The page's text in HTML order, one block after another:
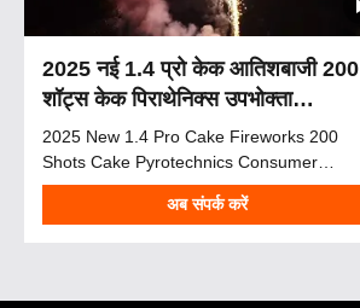
2025 नई 1.4 प्रो केक आतिशबाजी 200
शॉट्स केक पिराथेनिक्स उपभोक्ता
आतिशबाजी क्रिसमस के लिए केक
2025 New 1.4 Pro Cake Fireworks 200
Shots Cake Pyrotechnics Consumer
Fireworks Cake For Christmas Product
Description The 2025 New Fireworks 1.4
अब संपर्क करें